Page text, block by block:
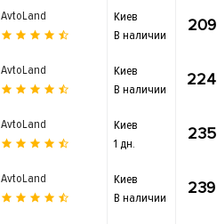
AvtoLand
Киев
В наличии
209
AvtoLand
Киев
В наличии
224
AvtoLand
Киев
1 дн.
235
AvtoLand
Киев
В наличии
239